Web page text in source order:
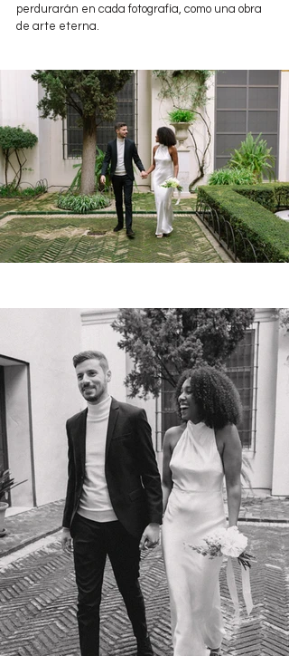
perdurarán en cada fotografía, como una obra
de arte eterna.